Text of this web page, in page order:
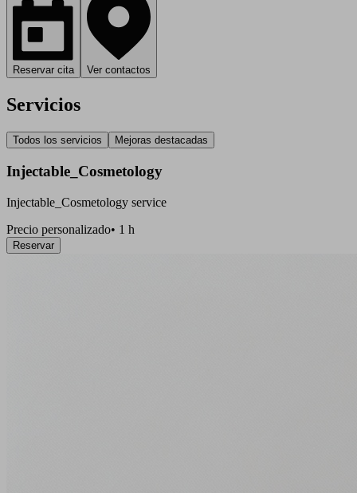
Reservar cita Ver contactos
Servicios
Todos los servicios Mejoras destacadas
Injectable_Cosmetology
Injectable_Cosmetology service
Precio personalizado• 1 h
Reservar